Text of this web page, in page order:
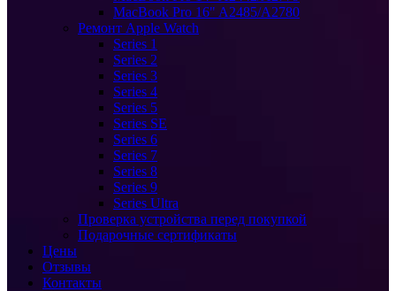
MacBook Pro 16" A2485/A2780
Ремонт Apple Watch
Series 1
Series 2
Series 3
Series 4
Series 5
Series SE
Series 6
Series 7
Series 8
Series 9
Series Ultra
Проверка устройства перед покупкой
Подарочные сертификаты
Цены
Отзывы
Контакты